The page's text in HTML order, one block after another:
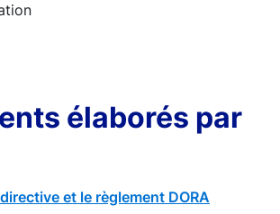
élaborés par
et le règlement DORA